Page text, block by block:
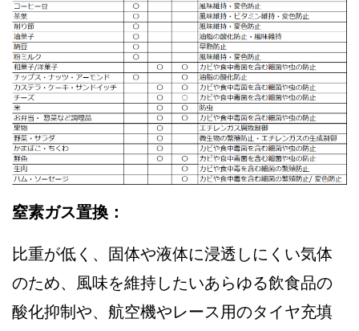
窒素ガス置換：
比重が低く、固体や液体に浸透しにくい気体
のため、風味を維持したいあらゆる飲食品の
酸化抑制や、航空機やレース用のタイヤ充填